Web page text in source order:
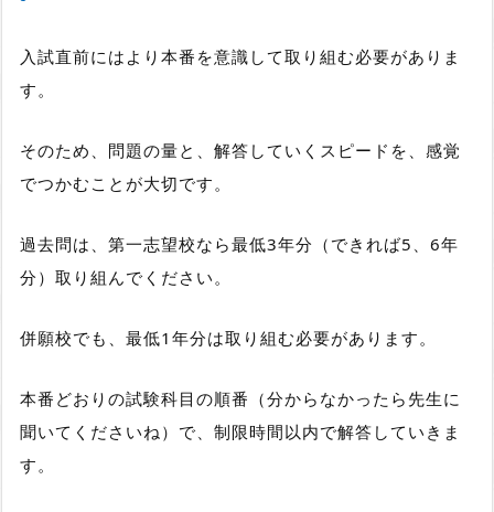
入試直前にはより本番を意識して取り組む必要がありま
す。
そのため、問題の量と、解答していくスピードを、感覚
でつかむことが大切です。
過去問は、 第一志望校なら最低3年分（できれば5、6年
分） 取り組んでください。
併願校でも、最低1年分は取り組む必要があります。
本番どおりの試験科目の順番 （分からなかったら先生に
聞いてくださいね）で、 制限時間以内で解答していきま
す。